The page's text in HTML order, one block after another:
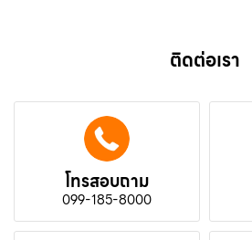
ติดต่อเรา
โทรสอบถาม
099-185-8000